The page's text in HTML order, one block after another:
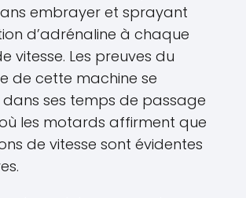
embrayer et sprayant
d’adrénaline à chaque
vitesse. Les preuves du
de cette machine se
ses temps de passage
les motards affirment que
de vitesse sont évidentes